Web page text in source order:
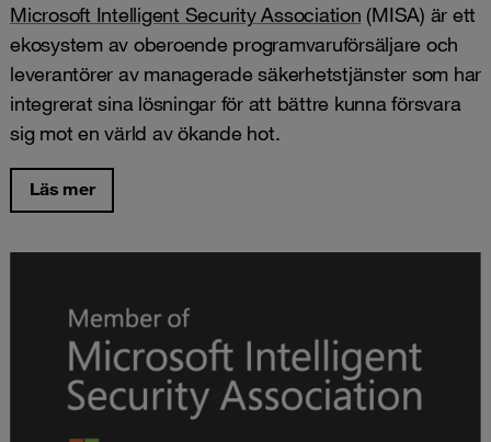
Microsoft Intelligent Security Association (MISA) är ett
ekosystem av oberoende programvaruförsäljare och
leverantörer av managerade säkerhetstjänster som har
integrerat sina lösningar för att bättre kunna försvara
sig mot en värld av ökande hot.
Läs mer